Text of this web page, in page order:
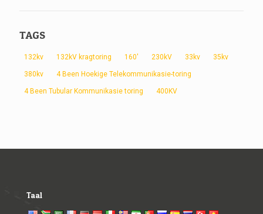
TAGS
132kv 132kV kragtoring 160' 230kV 33kv 35kv
380kv 4 Been Hoekige Telekommunikasie-toring
4 Been Tubular Kommunikasie toring 400KV
Taal